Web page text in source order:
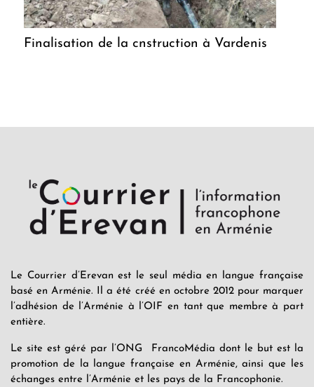
Finalisation de la cnstruction à Vardenis
Le Courrier d’Erevan est le seul média en langue française
basé en Arménie. Il a été créé en octobre 2012 pour marquer
l’adhésion de l’Arménie à l’OIF en tant que membre à part
entière.
Le site est géré par l’ONG FrancoMédia dont le but est la
promotion de la langue française en Arménie, ainsi que les
échanges entre l’Arménie et les pays de la Francophonie.